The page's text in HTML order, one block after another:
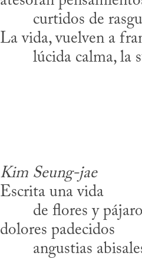
curtidos de
La vida, vuelven a
lúcida calma, la
Kim Seung-jae
Escrita una vida
de flores y
dolores padecidos
angustias